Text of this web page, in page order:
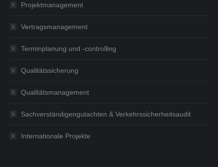
Projektmanagement
Vertragsmanagement
Terminplanung und -controlling
Qualitätssicherung
Qualitätsmanagement
Sachverständigengutachten & Verkehrssicherheitsaudit
Internationale Projekte